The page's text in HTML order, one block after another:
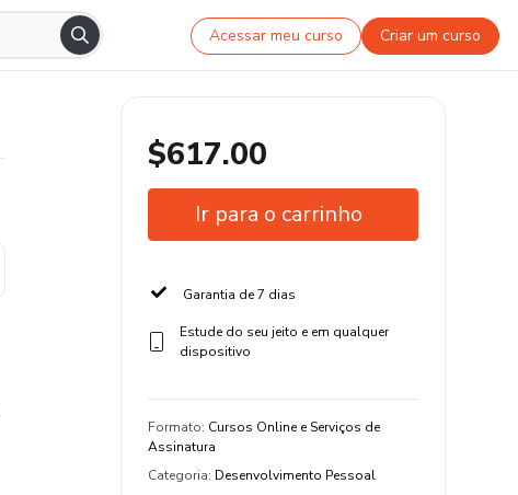
Acessar meu curso Criar um curso
$617.00
Ir para o carrinho
Garantia de 7 dias
Estude do seu jeito e em qualquer
dispositivo
Formato: Cursos Online e Serviços de
Assinatura
Categoria: Desenvolvimento Pessoal